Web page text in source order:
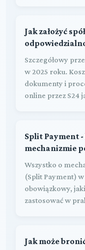
Jak założyć
Szczegółowy
w 2025 roku.
dokumenty i
online przez S24
Split Payment
mechanizmie
Wszystko o
(Split Payment)
obowiązkowy,
zastosować w
Jak może